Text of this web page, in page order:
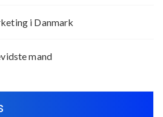
i Danmark
mand